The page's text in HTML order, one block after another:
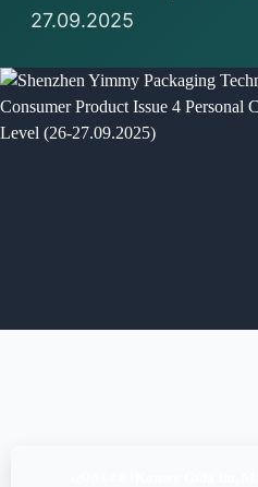
27.09.2025